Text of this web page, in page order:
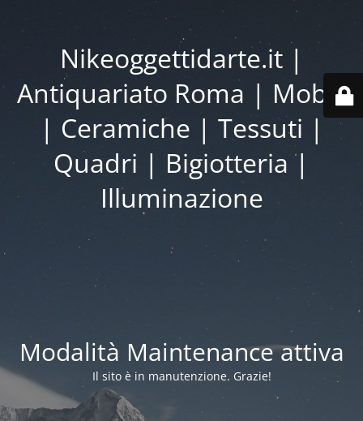
Nikeoggettidarte.it |
Antiquariato Roma | Mobili
| Ceramiche | Tessuti |
Quadri | Bigiotteria |
Illuminazione
Modalità Maintenance attiva
Il sito è in manutenzione. Grazie!